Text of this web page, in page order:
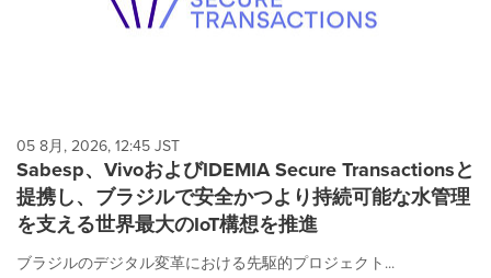
05 8月, 2026, 12:45 JST
Sabesp、VivoおよびIDEMIA Secure Transactionsと
提携し、ブラジルで安全かつより持続可能な水管理
を支える世界最大のIoT構想を推進
ブラジルのデジタル変革における先駆的プロジェクト...